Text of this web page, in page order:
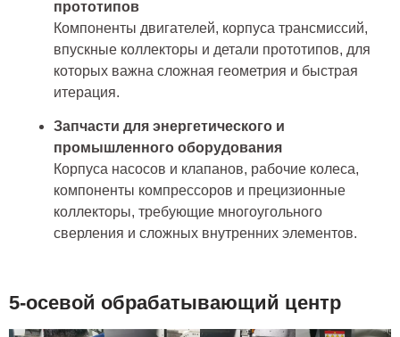
прототипов
Компоненты двигателей, корпуса трансмиссий,
впускные коллекторы и детали прототипов, для
которых важна сложная геометрия и быстрая
итерация.
Запчасти для энергетического и
промышленного оборудования
Корпуса насосов и клапанов, рабочие колеса,
компоненты компрессоров и прецизионные
коллекторы, требующие многоугольного
сверления и сложных внутренних элементов.
5-осевой обрабатывающий центр